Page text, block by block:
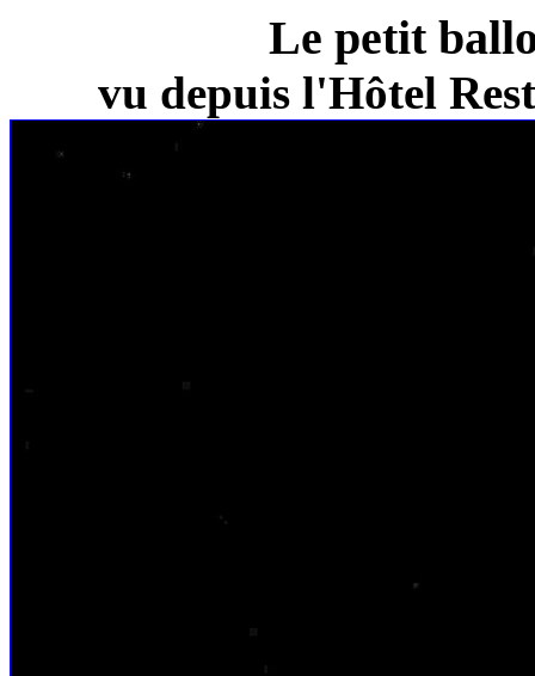
Le petit
vu depuis l'Hôtel